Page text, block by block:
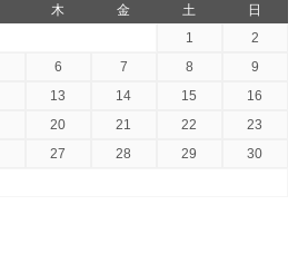
木 金 土
日
1
2
6 7 8
9
13 14 15
16
20 21 22
23
27 28 29
30